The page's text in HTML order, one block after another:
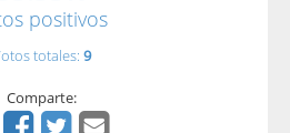
positivos
totales: 9
Comparte: